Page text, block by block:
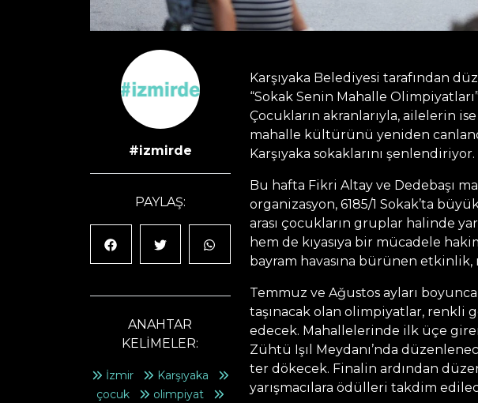
#izmirde
PAYLAŞ:
ANAHTAR
KELİMELER:
İzmir
Karşıyaka
çocuk
olimpiyat
Karşıyaka Belediyesi tarafından
“Sokak Senin Mahalle
Çocukların akranlarıyla, ailelerin
mahalle kültürünü yeniden
Karşıyaka sokaklarını şenlendiriyor.
Bu hafta Fikri Altay ve Dedebaşı
organizasyon, 6185/1 Sokak’ta
arası çocukların gruplar halinde
hem de kıyasıya bir mücadele
bayram havasına bürünen
Temmuz ve Ağustos ayları
taşınacak olan olimpiyatlar, renkli
edecek. Mahallelerinde ilk üçe
Zühtü Işıl Meydanı’nda
ter dökecek. Finalin ardından
yarışmacılara ödülleri takdim